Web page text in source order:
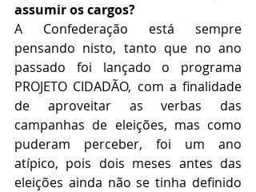
assumir os cargos?
A Confederação está sempre
pensando nisto, tanto que no ano
passado foi lançado o programa
PROJETO CIDADÃO, com a finalidade
de aproveitar as verbas das
campanhas de eleições, mas como
puderam perceber, foi um ano
atípico, pois dois meses antes das
eleições ainda não se tinha definido